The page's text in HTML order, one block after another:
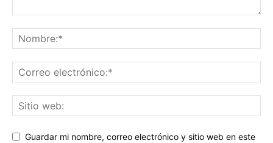
Guardar mi nombre, correo electrónico y sitio web en este